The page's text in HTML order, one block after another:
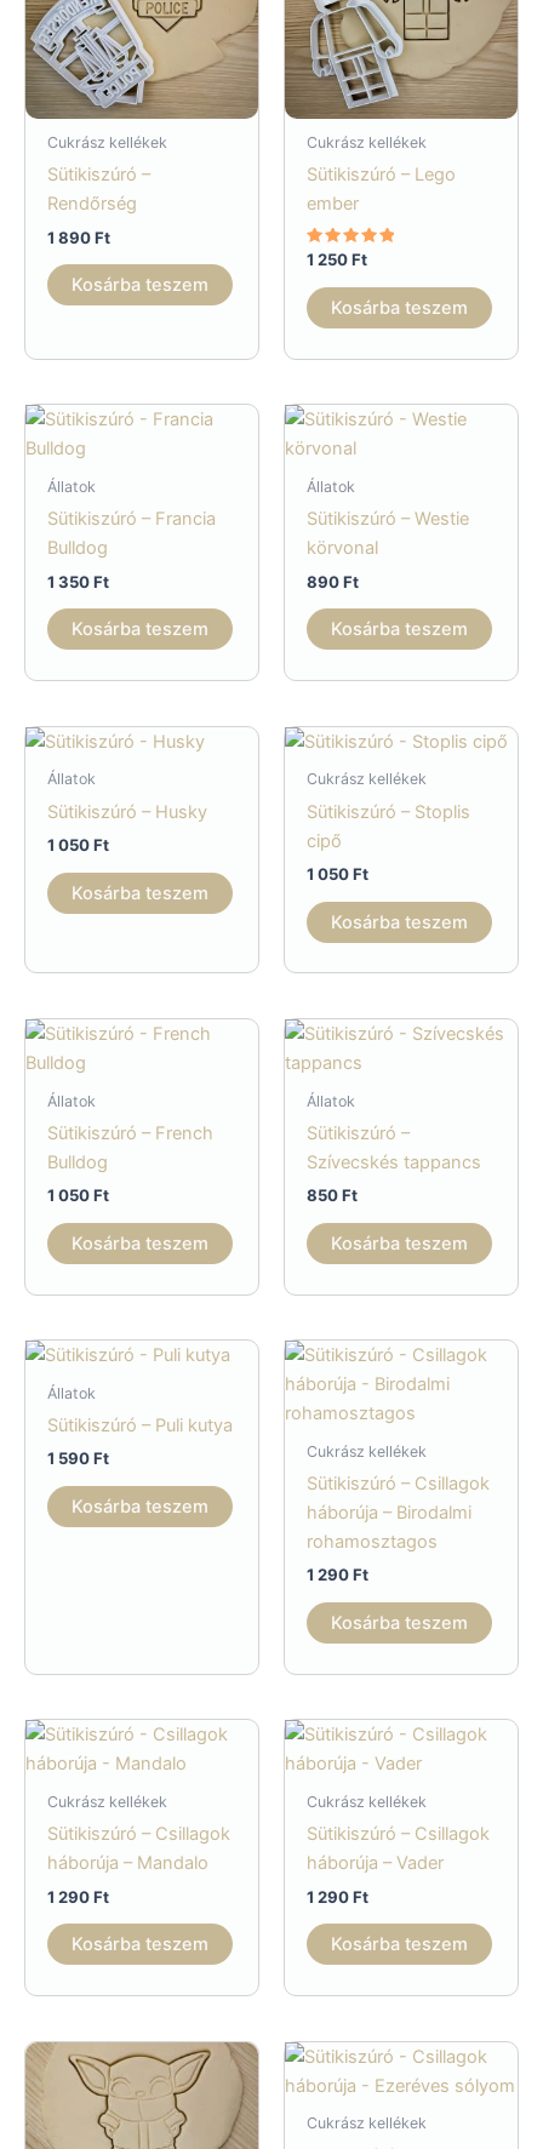
Cukrász kellékek
Sütikiszúró –
Rendőrség
1 890Ft
Kosárba teszem
Cukrász kellékek
Sütikiszúró – Lego
ember
Értékelés:
5.00
/ 5
1 250Ft
Kosárba teszem
Állatok
Sütikiszúró – Francia
Bulldog
1 350Ft
Kosárba teszem
Állatok
Sütikiszúró – Westie
körvonal
890Ft
Kosárba teszem
Állatok
Sütikiszúró – Husky
1 050Ft
Kosárba teszem
Cukrász kellékek
Sütikiszúró – Stoplis
cipő
1 050Ft
Kosárba teszem
Állatok
Sütikiszúró – French
Bulldog
1 050Ft
Kosárba teszem
Állatok
Sütikiszúró –
Szívecskés tappancs
850Ft
Kosárba teszem
Állatok
Sütikiszúró – Puli kutya
1 590Ft
Kosárba teszem
Cukrász kellékek
Sütikiszúró – Csillagok
háborúja – Birodalmi
rohamosztagos
1 290Ft
Kosárba teszem
Cukrász kellékek
Sütikiszúró – Csillagok
háborúja – Mandalo
1 290Ft
Kosárba teszem
Cukrász kellékek
Sütikiszúró – Csillagok
háborúja – Vader
1 290Ft
Kosárba teszem
Cukrász kellékek